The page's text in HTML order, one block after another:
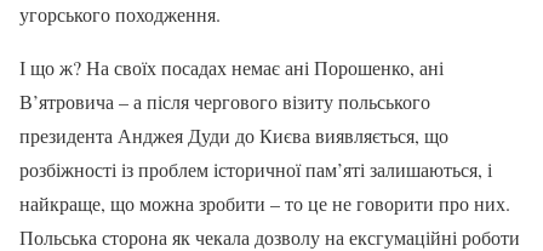
угорського походження.
І що ж? На своїх посадах немає ані Порошенко, ані
В’ятровича – а після чергового візиту польського
президента Анджея Дуди до Києва виявляється, що
розбіжності із проблем історичної пам’яті залишаються, і
найкраще, що можна зробити – то це не говорити про них.
Польська сторона як чекала дозволу на ексгумаційні роботи